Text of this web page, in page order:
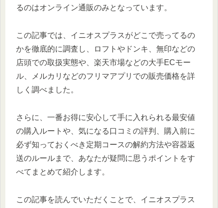
るのはオンライン通販のみとなっています。
この記事では、イニオスプラスがどこで売ってるの
かを徹底的に調査し、ロフトやドンキ、無印などの
店頭での取扱実態や、楽天市場などの大手ECモー
ル、メルカリなどのフリマアプリでの販売価格を詳
しく調べました。
さらに、一番お得に安心して手に入れられる最安値
の購入ルートや、気になる口コミの評判、購入前に
必ず知っておくべき定期コースの解約方法や容器返
送のルールまで、あなたが疑問に思うポイントをす
べてまとめて紹介します。
この記事を読んでいただくことで、イニオスプラス